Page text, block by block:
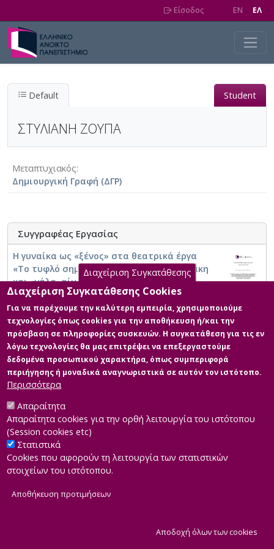
Είσοδος EN EΛ
Default Student
ΣΤΥΛΙΑΝΗ ΖΟΥΠΑ
Μεταπτυχιακός
Δημιουργική Γραφή (ΔΓΡ)
Συγγραφέας Εργασίας
Η γυναίκα ως «ξένος» στα θεατρικά έργα
«Το τυφλό σημείο» του Γιάννη Μαυριτσάκη
και «γάλα, αίμα» της Αλεξάνδρας Κ*.
Εξερευνώντας τη θεματική της ετερότητας
μέσα από τη συγγραφή ενός γυναικείου
μονολόγου: «Με λένε Aldine… το είχα
ξεχάσει».
Developed byINTEROPTICS
Διαχείριση Συγκατάθεσης
Διαχείριση Συγκατάθεσης Cookies
Για να παρέχουμε την καλύτερη εμπειρία, χρησιμοποιούμε
τεχνολογίες όπως cookies για την αποθήκευση ή/και την
πρόσβαση σε πληροφορίες συσκευών. Η συγκατάθεση για τις εν
λόγω τεχνολογίες θα μας επιτρέψει να επεξεργαστούμε
δεδομένα προσωπικού χαρακτήρα, όπως συμπεριφορά
περιήγησης ή μοναδικά αναγνωριστικά σε αυτόν τον ιστότοπο.
Περισσότερα
Απαραίτητα
Απαραίτητα cookies για την ορθή λειτουργία του ιστότοπου
(Session cookies etc)
Στατιστικά
Cookies που αφορούν τη λειτουργία των στατιστικών
στοιχείων του ιστότοπου.
Αποθήκευση προτιμήσεων
Αποδοχή όλων των cookies